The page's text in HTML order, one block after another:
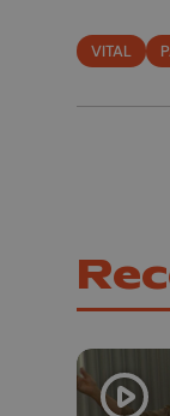
VITAL